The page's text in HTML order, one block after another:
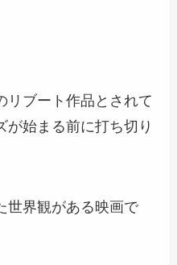
リブート作品とされて
が始まる前に打ち切り
世界観がある映画で